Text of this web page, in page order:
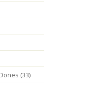
sus
del 4
de la
a
(33)